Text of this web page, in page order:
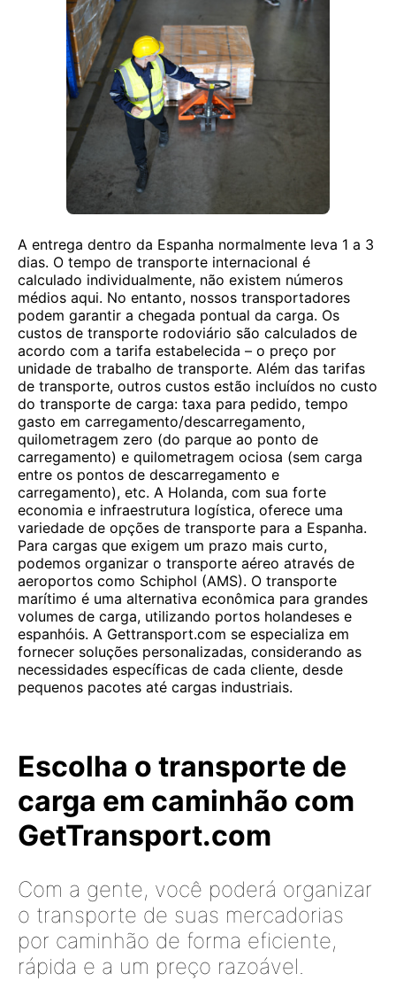
A entrega dentro da Espanha normalmente leva 1 a 3
dias. O tempo de transporte internacional é
calculado individualmente, não existem números
médios aqui. No entanto, nossos transportadores
podem garantir a chegada pontual da carga. Os
custos de transporte rodoviário são calculados de
acordo com a tarifa estabelecida – o preço por
unidade de trabalho de transporte. Além das tarifas
de transporte, outros custos estão incluídos no custo
do transporte de carga: taxa para pedido, tempo
gasto em carregamento/descarregamento,
quilometragem zero (do parque ao ponto de
carregamento) e quilometragem ociosa (sem carga
entre os pontos de descarregamento e
carregamento), etc. A Holanda, com sua forte
economia e infraestrutura logística, oferece uma
variedade de opções de transporte para a Espanha.
Para cargas que exigem um prazo mais curto,
podemos organizar o transporte aéreo através de
aeroportos como Schiphol (AMS). O transporte
marítimo é uma alternativa econômica para grandes
volumes de carga, utilizando portos holandeses e
espanhóis. A Gettransport.com se especializa em
fornecer soluções personalizadas, considerando as
necessidades específicas de cada cliente, desde
pequenos pacotes até cargas industriais.
Escolha o transporte de
carga em caminhão com
GetTransport.com
Com a gente, você poderá organizar
o transporte de suas mercadorias
por caminhão de forma eficiente,
rápida e a um preço razoável.